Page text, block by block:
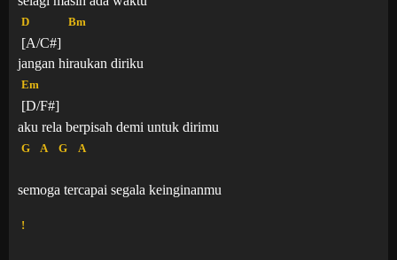
D
[A/C#]
Bm
jangan hiraukan diriku
Em
[D/F#]
aku rela berpisah demi untuk dirimu
G A G A
semoga tercapai segala keinginanmu
!